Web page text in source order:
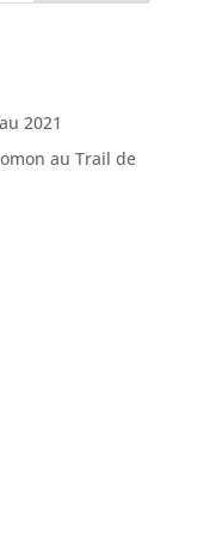
2021
au Trail de